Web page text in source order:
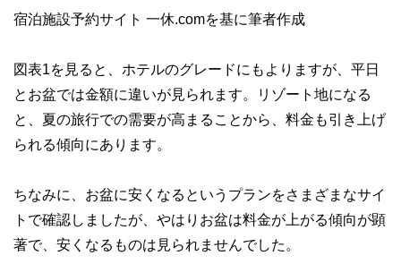
宿泊施設予約サイト 一休.comを基に筆者作成
図表1を見ると、ホテルのグレードにもよりますが、平日
とお盆では金額に違いが見られます。リゾート地になる
と、夏の旅行での需要が高まることから、料金も引き上げ
られる傾向にあります。
ちなみに、お盆に安くなるというプランをさまざまなサイ
トで確認しましたが、やはりお盆は料金が上がる傾向が顕
著で、安くなるものは見られませんでした。